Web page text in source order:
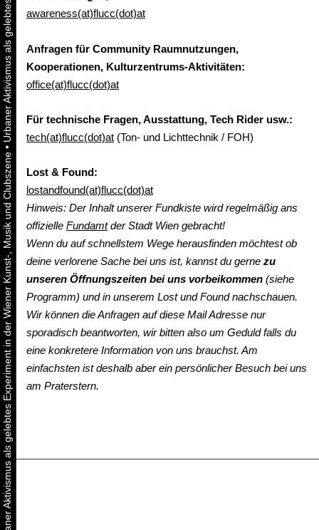
Urbaner Aktivismus als gelebtes Experiment in der Wiener Kunst-, Musik und Clubszene
•
awareness(at)flucc(dot)at
Anfragen für Community Raumnutzungen,
Kooperationen, Kulturzentrums-Aktivitäten:
office(at)flucc(dot)at
Für technische Fragen, Ausstattung, Tech Rider usw.:
tech(at)flucc(dot)at (Ton- und Lichttechnik / FOH)
Lost & Found:
lostandfound(at)flucc(dot)at
Hinweis: Der Inhalt unserer Fundkiste wird regelmäßig ans
offizielle Fundamtder Stadt Wien gebracht!
Wenn du auf schnellstem Wege herausfinden möchtest ob
deine verlorene Sache bei uns ist, kannst du gerne zu
unseren Öffnungszeiten bei uns vorbeikommen (siehe
Programm) und in unserem Lost und Found nachschauen.
Wir können die Anfragen auf diese Mail Adresse nur
sporadisch beantworten, wir bitten also um Geduld falls du
eine konkretere Information von uns brauchst. Am
einfachsten ist deshalb aber ein persönlicher Besuch bei uns
am Praterstern.